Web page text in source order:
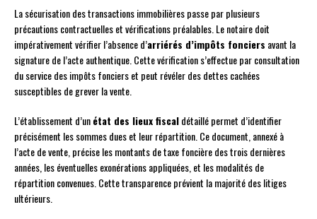
La sécurisation des transactions immobilières passe par plusieurs
précautions contractuelles et vérifications préalables. Le notaire doit
impérativement vérifier l’absence d’arriérés d’impôts fonciers avant la
signature de l’acte authentique. Cette vérification s’effectue par consultation
du service des impôts fonciers et peut révéler des dettes cachées
susceptibles de grever la vente.
L’établissement d’unétat des lieux fiscaldétaillé permet d’identifier
précisément les sommes dues et leur répartition. Ce document, annexé à
l’acte de vente, précise les montants de taxe foncière des trois dernières
années, les éventuelles exonérations appliquées, et les modalités de
répartition convenues. Cette transparence prévient la majorité des litiges
ultérieurs.